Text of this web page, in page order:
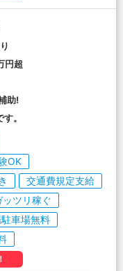
円超
助!
。
OK
交通費規定支給
ッツリ稼ぐ
車場無料